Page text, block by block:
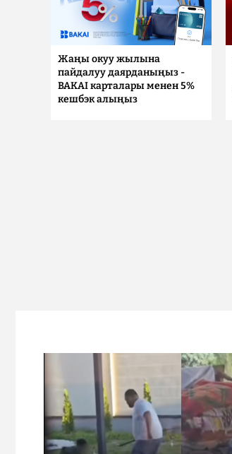
Жаңы окуу жылына
пайдалуу даярданыңыз -
BAKAI карталары менен 5%
кешбэк алыңыз